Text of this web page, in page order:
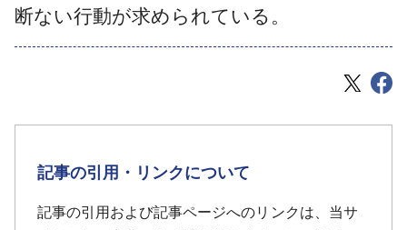
断ない行動が求められている。
記事の引用・リンクについて
記事の引用および記事ページへのリンクは、当サ